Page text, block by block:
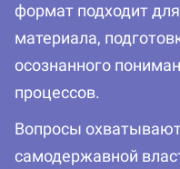
формат подходит
материала,
осознанного
процессов.
Вопросы
самодержавной